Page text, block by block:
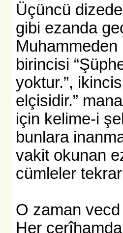
Üçüncü
gibi ezanda
Muhammeden
birincisi
yoktur.”,
elçisidir.”
için kelime-i
bunlara
vakit okunan
cümleler
O zaman
Her